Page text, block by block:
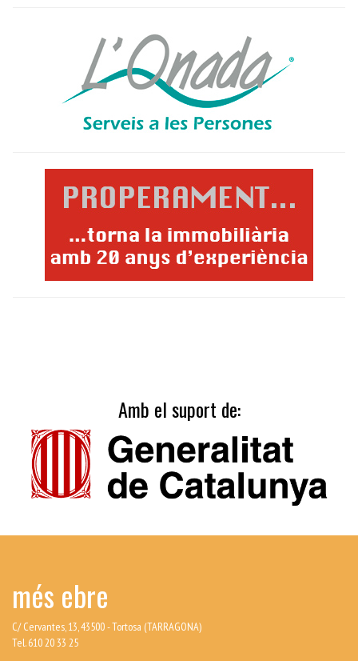
Amb el suport de:
més ebre
C/ Cervantes, 13, 43500 - Tortosa (TARRAGONA)
Tel. 610 20 33 25